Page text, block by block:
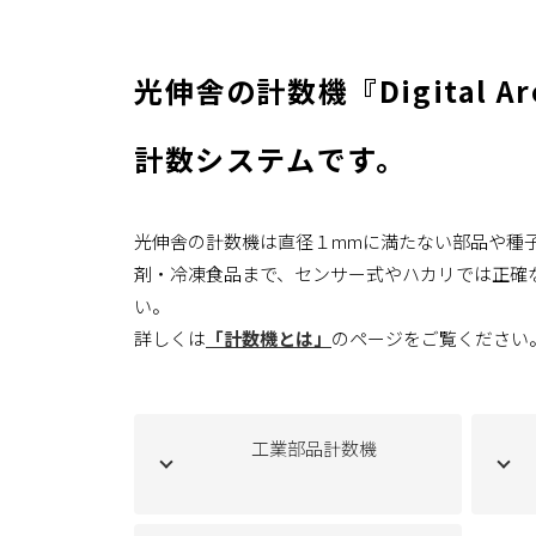
光伸舎の計数機『Digital
計数システムです。
光伸舎の計数機は直径１mmに満たない部品や
剤・冷凍食品まで、センサー式やハカリでは正
い。
詳しくは 「計数機とは」 のページをご覧ください
工業部品計数機